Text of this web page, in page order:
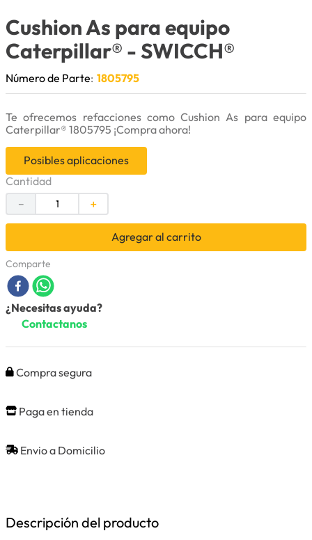
Cushion As para equipo
Caterpillar® - SWICCH®
Número de Parte: 1805795
Te ofrecemos refacciones como Cushion As para equipo
Caterpillar® 1805795 ¡Compra ahora!
Posibles aplicaciones
Cantidad
＋
－
Agregar al carrito
Comparte
¿Necesitas ayuda?
Contactanos
Compra segura
Paga en tienda
Envio a Domicilio
Descripción del producto